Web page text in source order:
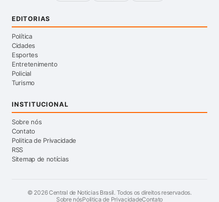
EDITORIAS
Política
Cidades
Esportes
Entretenimento
Policial
Turismo
INSTITUCIONAL
Sobre nós
Contato
Politica de Privacidade
RSS
Sitemap de notícias
© 2026Central de Noticias Brasil. Todos os direitos reservados.
Sobre nósPolitica de PrivacidadeContato